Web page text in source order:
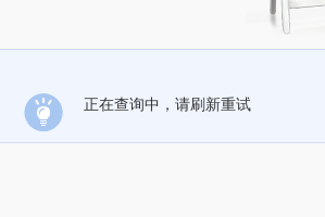
正在查询中，请刷新重试